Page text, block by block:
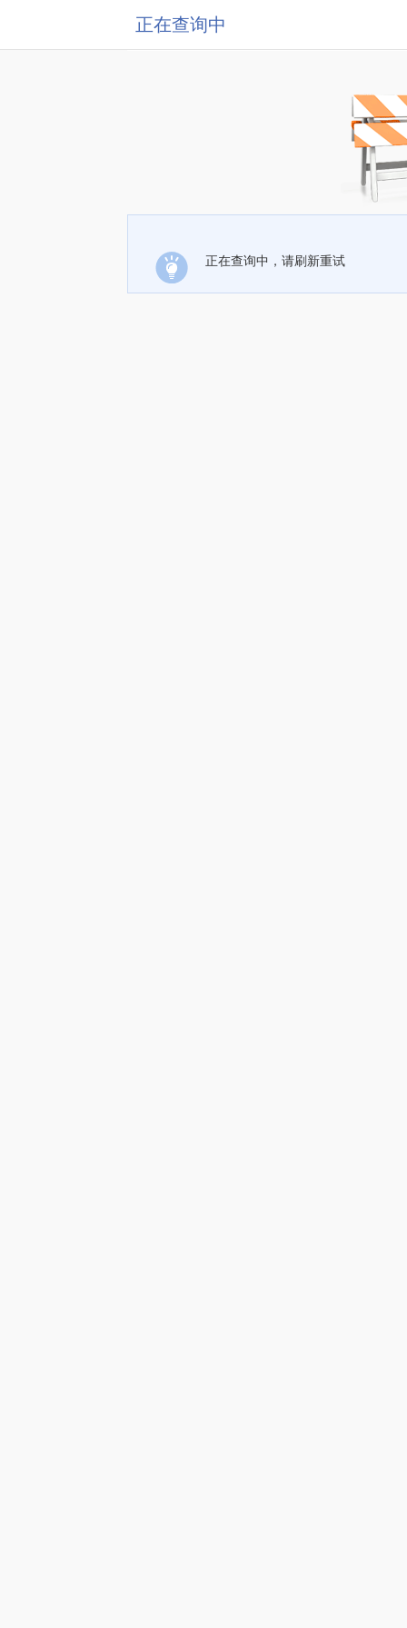
正在查询中
正在查询中，请刷新重试